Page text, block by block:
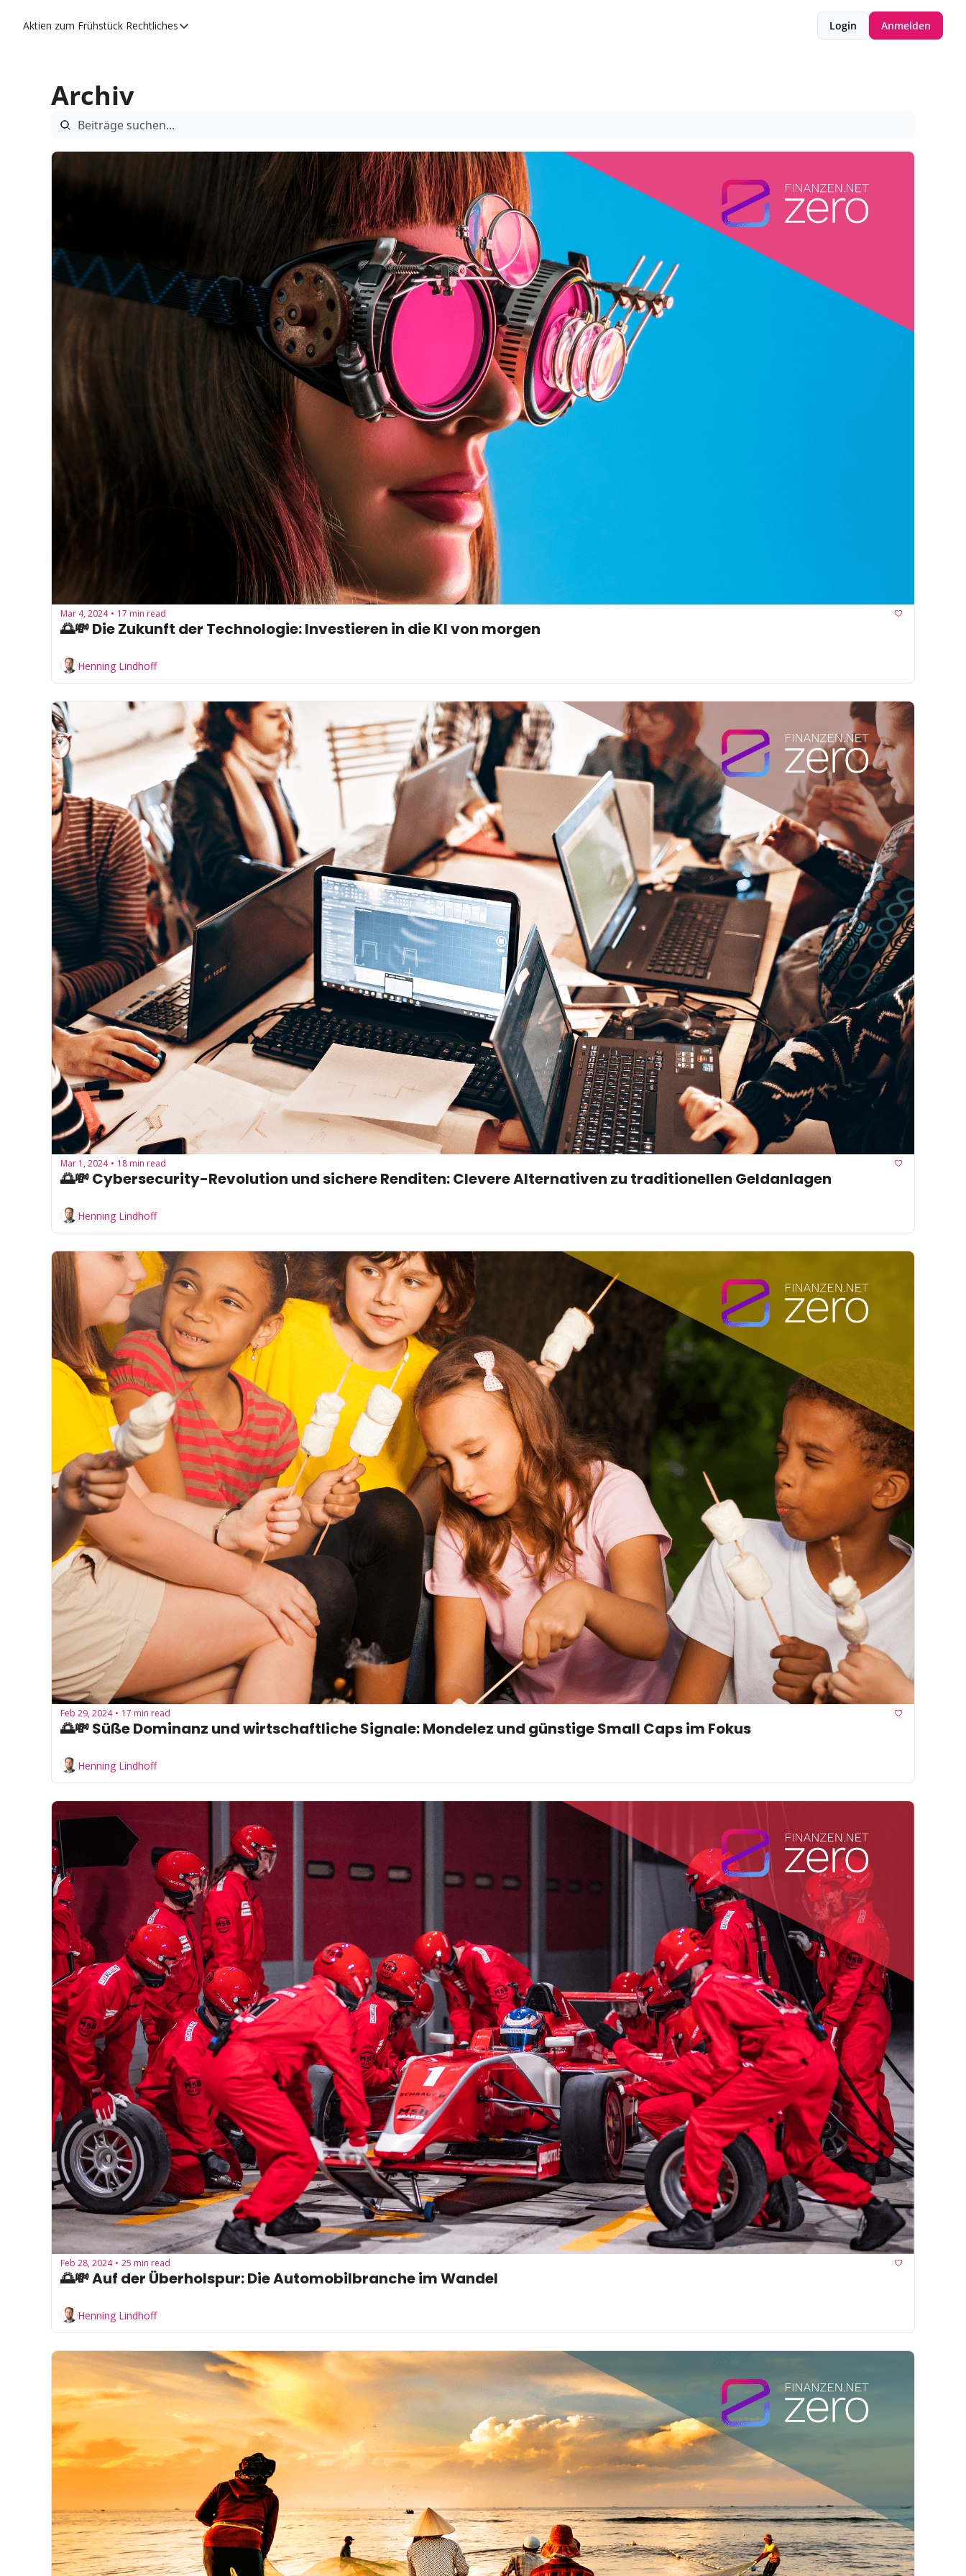
Aktien zum Frühstück Rechtliches
Rechtliches
Login Anmelden
Archiv
Mar 4, 2024 • 17 min read
🌅💸 Die Zukunft der Technologie: Investieren in die KI von morgen
Henning Lindhoff
Mar 1, 2024 • 18 min read
🌅💸 Cybersecurity-Revolution und sichere Renditen: Clevere Alternativen zu traditionellen Geldanlagen
Henning Lindhoff
Feb 29, 2024 • 17 min read
🌅💸 Süße Dominanz und wirtschaftliche Signale: Mondelez und günstige Small Caps im Fokus
Henning Lindhoff
Feb 28, 2024 • 25 min read
🌅💸 Auf der Überholspur: Die Automobilbranche im Wandel
Henning Lindhoff